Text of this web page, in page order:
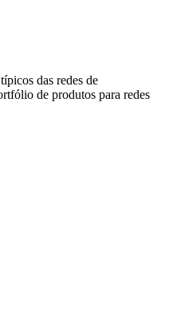
das redes de
de produtos para redes